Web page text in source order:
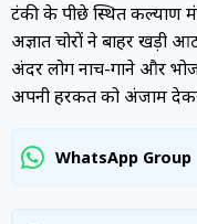
टंकी के पीछे स्थित कल्याण
अज्ञात चोरों ने बाहर खड़ी
अंदर लोग नाच-गाने और
अपनी हरकत को अंजाम
WhatsApp Group